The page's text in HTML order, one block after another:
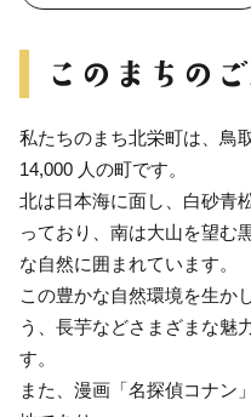
私たちのまち北栄町は、鳥
14,000 人の町です。
北は日本海に面し、白砂青
っており、南は大山を望む
な自然に囲まれています。
この豊かな自然環境を生か
う、長芋などさまざまな魅
す。
また、漫画「名探偵コナン